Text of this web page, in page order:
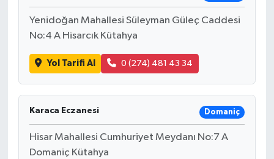
Yenidoğan Mahallesi Süleyman Güleç Caddesi
No:4 A Hisarcık Kütahya
Yol Tarifi Al 0 (274) 481 43 34
Karaca Eczanesi Domaniç
Hisar Mahallesi Cumhuriyet Meydanı No:7 A
Domaniç Kütahya